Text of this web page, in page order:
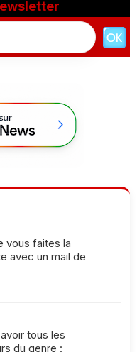
vous faites la
avec un mail de
tous les
du genre :